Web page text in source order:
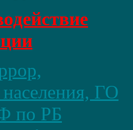
ГО
по РБ